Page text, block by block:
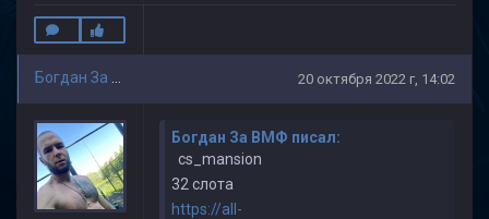
20 октября 2022 г, 14:02
Богдан За ВМФ писал:
cs_mansion
32 слота
https://all-